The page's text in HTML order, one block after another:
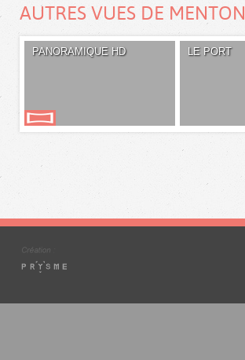
AUTRES VUES DE MENTON
PANORAMIQUE HD LE PORT